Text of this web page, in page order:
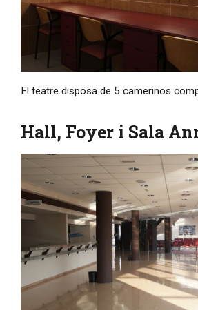
El teatre disposa de 5 camerinos
Hall, Foyer i Sala